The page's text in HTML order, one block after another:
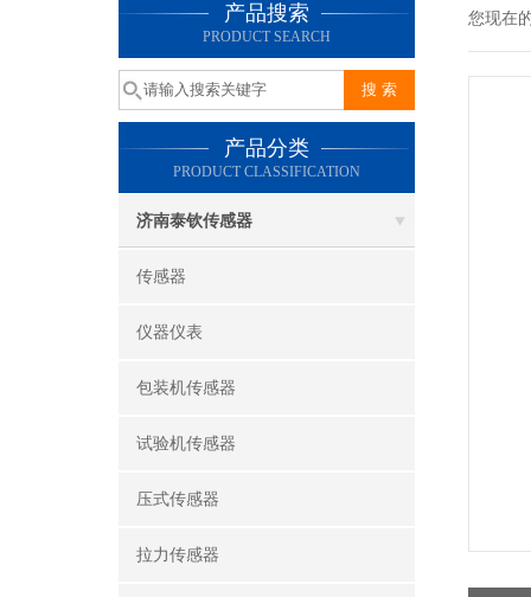
产品搜索
PRODUCT SEARCH
产品分类
PRODUCT CLASSIFICATION
济南泰钦传感器
传感器
仪器仪表
包装机传感器
试验机传感器
压式传感器
拉力传感器
您现在